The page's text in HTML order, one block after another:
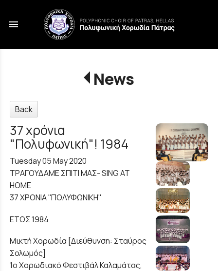
menu
News
Back
37 χρόνια
"Πολυφωνική"! 1984
Tuesday 05 May 2020
ΤΡΑΓΟΥΔΑΜΕ ΣΠΙΤΙ ΜΑΣ- SING AT
HOME
37 ΧΡΟΝΙΑ ''ΠΟΛΥΦΩΝΙΚΗ''
ΕΤΟΣ 1984
Μικτή Χορωδία [Διεύθυνση: Σταύρος
Σολωμός]
1ο Χορωδιακό Φεστιβάλ Καλαμάτας,